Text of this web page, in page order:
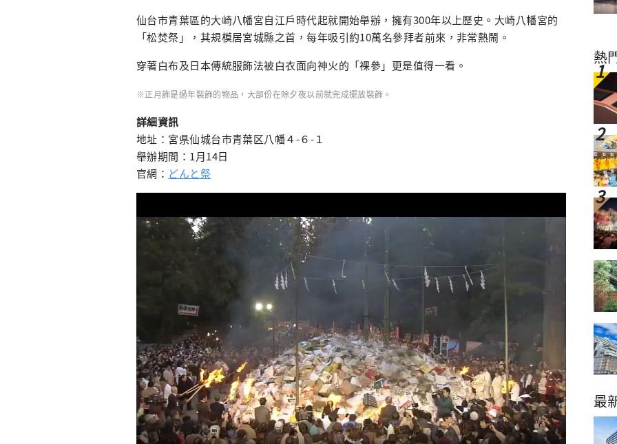
仙台市青葉區的大崎八幡宮自江戶時代起就開始舉辦，擁有300年以上歷史。大崎八幡宮的
「松焚祭」，其規模居宮城縣之首，每年吸引約10萬名參拜者前來，非常熱鬧。
穿著白布及日本傳統服飾法被白衣面向神火的「裸參」更是值得一看。
※正月飾是過年裝飾的物品，大部份在除夕夜以前就完成擺放裝飾。
詳細資訊
地址：宮県仙城台市青葉区八幡４-６-１
舉辦期間：1月14日
官網： どんと祭
熱
最